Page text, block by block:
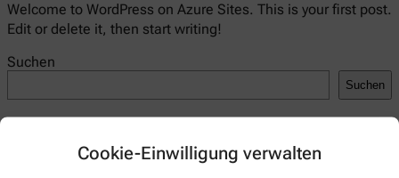
Cookie-Einwilligung verwalten
Welcome to WordPress on Azure Sites. This is your first post.
Edit or delete it, then start writing!
Suchen
Suchen
Recent Posts
Hello world!